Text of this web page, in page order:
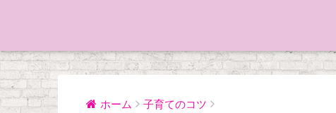
ホーム 子育てのコツ